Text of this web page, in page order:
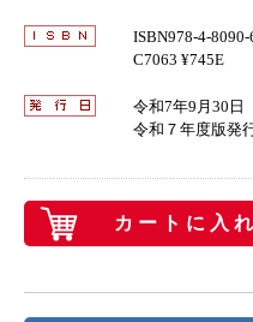
ISBN978-4-8090-
C7063 ¥745E
令和7年9月30日
令和７年度版発
カートに入